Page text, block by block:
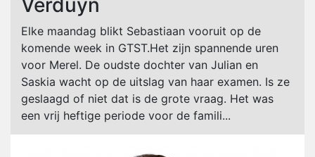
Verduyn
Elke maandag blikt Sebastiaan vooruit op de
komende week in GTST.Het zijn spannende uren
voor Merel. De oudste dochter van Julian en
Saskia wacht op de uitslag van haar examen. Is ze
geslaagd of niet dat is de grote vraag. Het was
een vrij heftige periode voor de famili...